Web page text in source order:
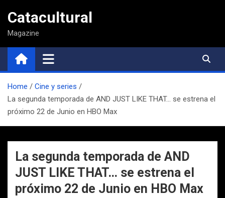
contenido
Catacultural
Magazine
Home
Cine y series
La segunda temporada de AND JUST LIKE THAT… se estrena el
próximo 22 de Junio en HBO Max
La segunda temporada de AND
JUST LIKE THAT… se estrena el
próximo 22 de Junio en HBO Max